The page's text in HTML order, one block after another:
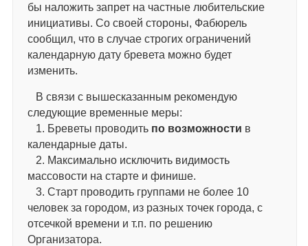
бы наложить запрет на частные любительские
инициативы. Со своей стороны, Фабюрель
сообщил, что в случае строгих ограничений
календарную дату бревета можно будет
изменить.
В связи с вышесказанным рекомендую
следующие временные меры:
1. Бреветы проводить по возможности в
календарные даты.
2. Максимально исключить видимость
массовости на старте и финише.
3. Старт проводить группами не более 10
человек за городом, из разных точек города, с
отсечкой времени и т.п. по решению
Организатора.